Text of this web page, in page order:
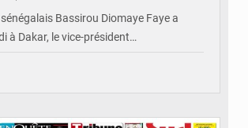
Bassirou Diomaye Faye a
à Dakar, le vice-président…